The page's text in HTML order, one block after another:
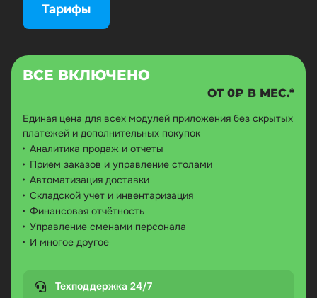
Тарифы
ВСЕ ВКЛЮЧЕНО
ОТ 0₽ В МЕС.*
Единая цена для всех модулей приложения без скрытых
платежей и дополнительных покупок
Аналитика продаж и отчеты
Прием заказов и управление столами
Автоматизация доставки
Складской учет и инвентаризация
Финансовая отчётность
Управление сменами персонала
И многое другое
Техподдержка 24/7